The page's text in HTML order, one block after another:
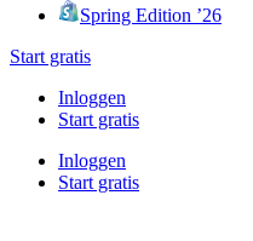
Spring Edition ’26
Start gratis
Inloggen
Start gratis
Inloggen
Start gratis